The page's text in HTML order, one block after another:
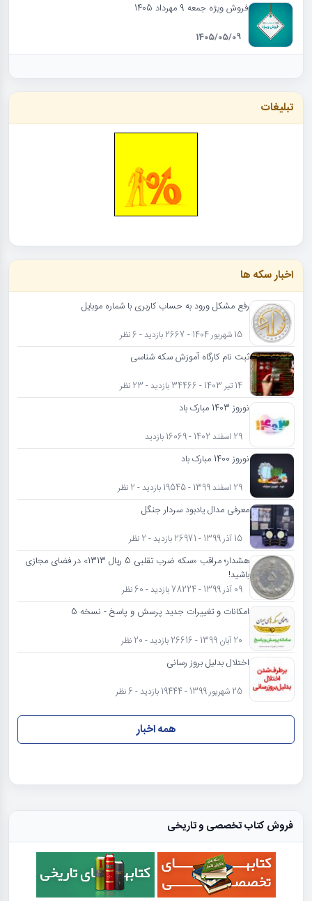
فروش ویژه جمعه 9 مهرداد 1405
1405/05/09
تبلیغات
اخبار سکه ها
رفع مشکل ورود به حساب کاربری با شماره موبایل
15 شهریور 1404 - 2667 بازدید - 6 نظر
ثبت نام کارگاه آموزش سکه شناسی
14 تیر 1403 - 34466 بازدید - 23 نظر
نوروز 1403 مبارک باد
29 اسفند 1402 - 16069 بازدید
نوروز 1400 مبارک باد
29 اسفند 1399 - 19545 بازدید - 2 نظر
معرفی مدال یادبود سردار جنگل
15 آذر 1399 - 26971 بازدید - 2 نظر
هشدار؛ مراقب «سکه ضرب تقلبی 5 ریال 1313» در فضای مجازی
باشید!
09 آذر 1399 - 78224 بازدید - 60 نظر
امکانات و تغییرات جدید پرسش و پاسخ - نسخه 5
20 آبان 1399 - 26616 بازدید - 20 نظر
اختلال بدلیل بروز رسانی
25 شهریور 1399 - 19444 بازدید - 6 نظر
همه اخبار
فروش کتاب تخصصی و تاریخی